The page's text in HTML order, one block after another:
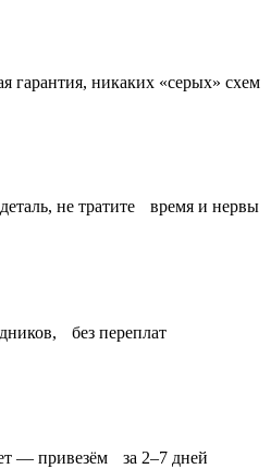
гарантия, никаких «серых» схем
не тратите время и нервы
без переплат
— привезём за 2–7 дней